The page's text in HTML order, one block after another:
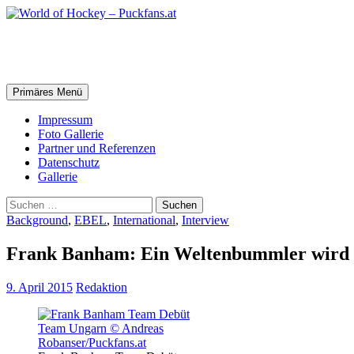
Zum
Suchen
Primäres Menü
Impressum
Foto Gallerie
Partner und Referenzen
Datenschutz
Gallerie
Suchen
nach:
Background, EBEL, International, Interview
Frank Banham: Ein Weltenbummler wird
9. April 2015 Redaktion